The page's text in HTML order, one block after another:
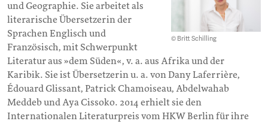
© Britt Schilling
und Geographie. Sie arbeitet als
literarische Übersetzerin der
Sprachen Englisch und
Französisch, mit Schwerpunkt
Literatur aus »dem Süden«, v. a. aus Afrika und der
Karibik. Sie ist Übersetzerin u. a. von Dany Laferrière,
Édouard Glissant, Patrick Chamoiseau, Abdelwahab
Meddeb und Aya Cissoko. 2014 erhielt sie den
Internationalen Literaturpreis vom HKW Berlin für ihre